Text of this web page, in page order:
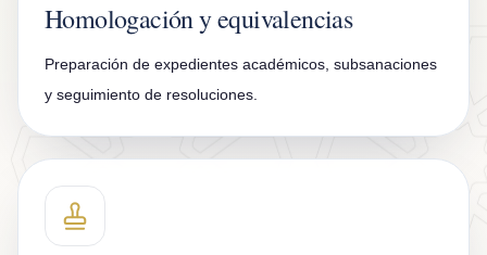
Homologación y equivalencias
Preparación de expedientes académicos, subsanaciones
y seguimiento de resoluciones.